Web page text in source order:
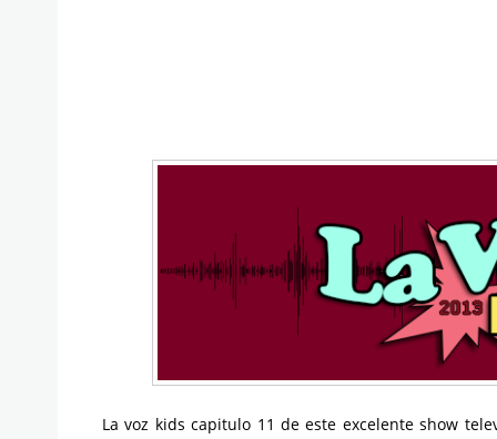
La voz kids capitulo 11 de este excelente show